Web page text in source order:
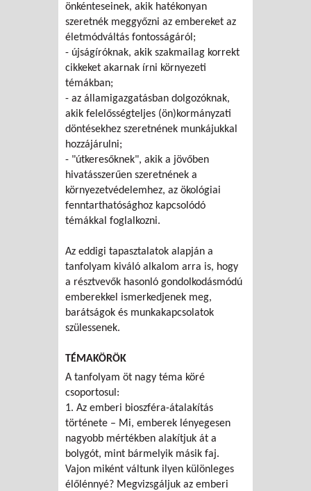
önkénteseinek, akik hatékonyan
szeretnék meggyőzni az embereket az
életmódváltás fontosságáról;
- újságíróknak, akik szakmailag korrekt
cikkeket akarnak írni környezeti
témákban;
- az államigazgatásban dolgozóknak,
akik felelősségteljes (ön)kormányzati
döntésekhez szeretnének munkájukkal
hozzájárulni;
- "útkeresőknek", akik a jövőben
hivatásszerűen szeretnének a
környezetvédelemhez, az ökológiai
fenntarthatósághoz kapcsolódó
témákkal foglalkozni.
Az eddigi tapasztalatok alapján a
tanfolyam kiváló alkalom arra is, hogy
a résztvevők hasonló gondolkodásmódú
emberekkel ismerkedjenek meg,
barátságok és munkakapcsolatok
szülessenek.
TÉMAKÖRÖK
A tanfolyam öt nagy téma köré
csoportosul:
1. Az emberi bioszféra-átalakítás
története – Mi, emberek lényegesen
nagyobb mértékben alakítjuk át a
bolygót, mint bármelyik másik faj.
Vajon miként váltunk ilyen különleges
élőlénnyé? Megvizsgáljuk az emberi